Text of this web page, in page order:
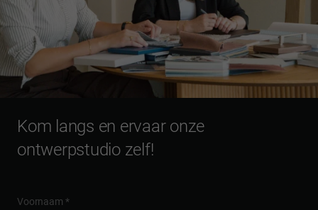
Kom langs en ervaar onze
ontwerpstudio zelf!
Call me back by fax